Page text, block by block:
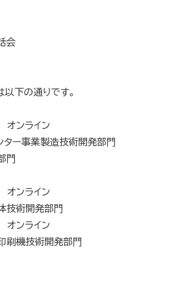
会
下の通りです。
ンライン
ー事業製造技術開発部門
門
ンライン
技術開発部門
ンライン
機技術開発部門